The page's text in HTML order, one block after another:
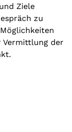
Ziele
zu
Vermittlung der